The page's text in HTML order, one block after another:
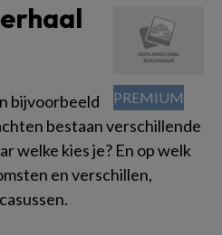
bijvoorbeeld
bestaan verschillende
welke kies je? En op welk
en verschillen,